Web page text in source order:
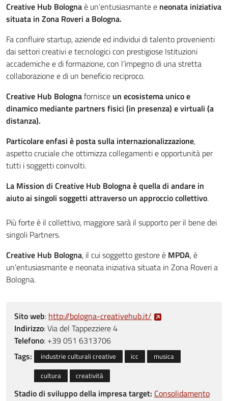
Creative Hub Bolognaè un’entusiasmante e neonata iniziativa
situata in Zona Roveri a Bologna.
Fa confluire startup, aziende ed individui di talento provenienti
dai settori creativi e tecnologici con prestigiose Istituzioni
accademiche e di formazione, con l’impegno di una stretta
collaborazione e di un beneficio reciproco.
Creative Hub Bolognafornisce un ecosistema unico e
dinamico mediante partners fisici (in presenza) e virtuali (a
distanza).
Particolare enfasi è posta sulla internazionalizzazione,
aspetto cruciale che ottimizza collegamenti e opportunità per
tutti i soggetti coinvolti.
La Mission di Creative Hub Bologna è quella di andare in
aiuto ai singoli soggetti attraverso un approccio collettivo.
Più forte è il collettivo, maggiore sarà il supporto per il bene dei
singoli Partners.
Creative Hub Bologna, il cui soggetto gestore è MPDA, è
un’entusiasmante e neonata iniziativa situata in Zona Roveri a
Bologna.
Sito web: http://bologna-creativehub.it/
Indirizzo:Via del Tappezziere 4
Telefono: +39 051 6313706
Tags:
industrie culturali creative icc
musica
cultura
creatività
Stadio di sviluppo della impresa target: Consolidamento